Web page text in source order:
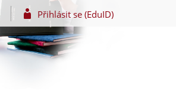
Přihlásit se (EduID)